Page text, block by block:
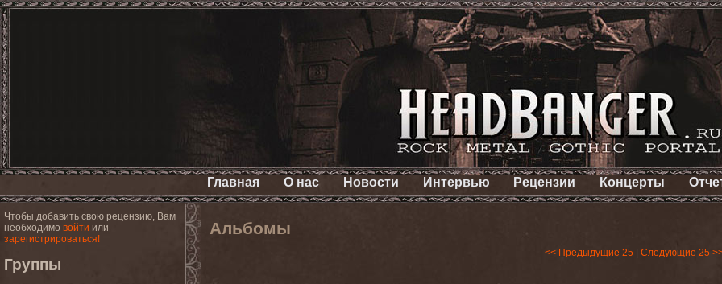
Главная О нас Новости Интервью Рецензии Концерты
Чтобы добавить свою рецензию, Вам
необходимо войти или
зарегистрироваться!
Группы
Альбомы
<< Предыдущие 25 Следующие 25